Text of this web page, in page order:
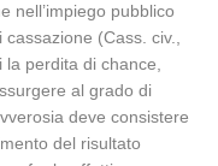
nell’impiego pubblico
(Cass. civ.,
perdita di chance,
al grado di
deve consistere
del risultato